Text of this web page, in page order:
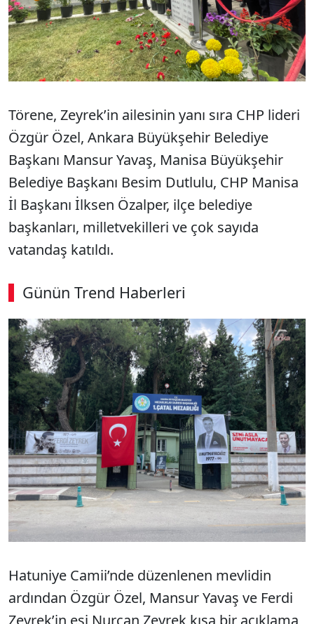
Törene, Zeyrek’in ailesinin yanı sıra CHP lideri
Özgür Özel, Ankara Büyükşehir Belediye
Başkanı Mansur Yavaş, Manisa Büyükşehir
Belediye Başkanı Besim Dutlulu, CHP Manisa
İl Başkanı İlksen Özalper, ilçe belediye
başkanları, milletvekilleri ve çok sayıda
vatandaş katıldı.
Günün Trend Haberleri
Hatuniye Camii’nde düzenlenen mevlidin
ardından Özgür Özel, Mansur Yavaş ve Ferdi
Zeyrek’in eşi Nurcan Zeyrek kısa bir açıklama